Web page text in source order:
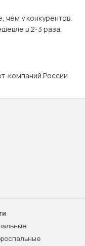
чем у конкурентов.
в 2-3 раза.
компаний России